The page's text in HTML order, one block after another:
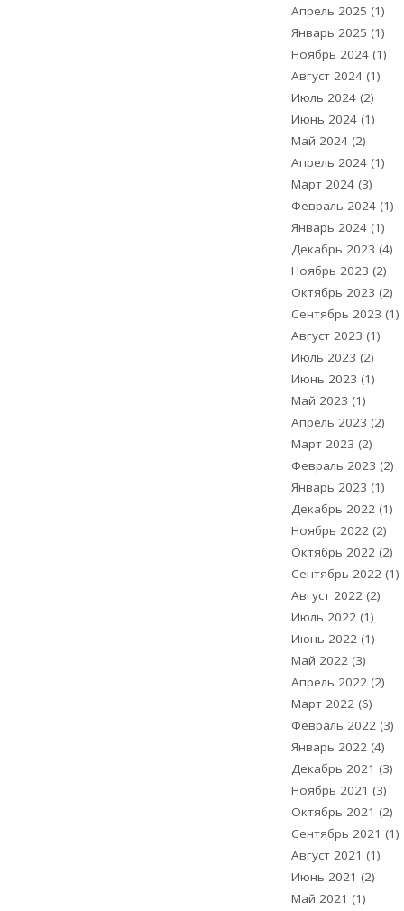
Апрель 2025 (1)
Январь 2025 (1)
Ноябрь 2024(1)
Август 2024(1)
Июль 2024(2)
Июнь 2024(1)
Май 2024(2)
Апрель 2024(1)
Март 2024(3)
Февраль 2024(1)
Январь 2024(1)
Декабрь 2023 (4)
Ноябрь 2023 (2)
Октябрь 2023 (2)
Сентябрь 2023 (1)
Август 2023 (1)
Июль 2023 (2)
Июнь 2023 (1)
Май 2023 (1)
Апрель 2023 (2)
Март 2023 (2)
Февраль 2023 (2)
Январь 2023 (1)
Декабрь 2022(1)
Ноябрь 2022(2)
Октябрь 2022(2)
Сентябрь 2022(1)
Август 2022(2)
Июль 2022(1)
Июнь 2022(1)
Май 2022(3)
Апрель 2022(2)
Март 2022(6)
Февраль 2022(3)
Январь 2022(4)
Декабрь 2021 (3)
Ноябрь 2021 (3)
Октябрь 2021 (2)
Сентябрь 2021 (1)
Август 2021 (1)
Июнь 2021 (2)
Май 2021 (1)